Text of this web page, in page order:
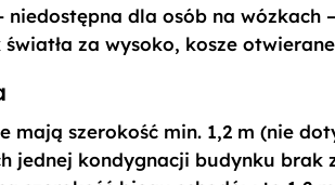
niedostępna dla osób na wózkach
światła za wysoko, kosze
mają szerokość min. 1,2 m (nie
jednej kondygnacji budynku brak